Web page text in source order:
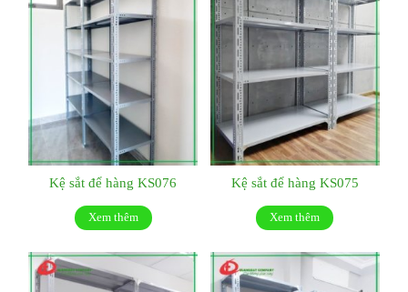
Kệ sắt để hàng KS076
Xem thêm
Kệ sắt để hàng KS075
Xem thêm